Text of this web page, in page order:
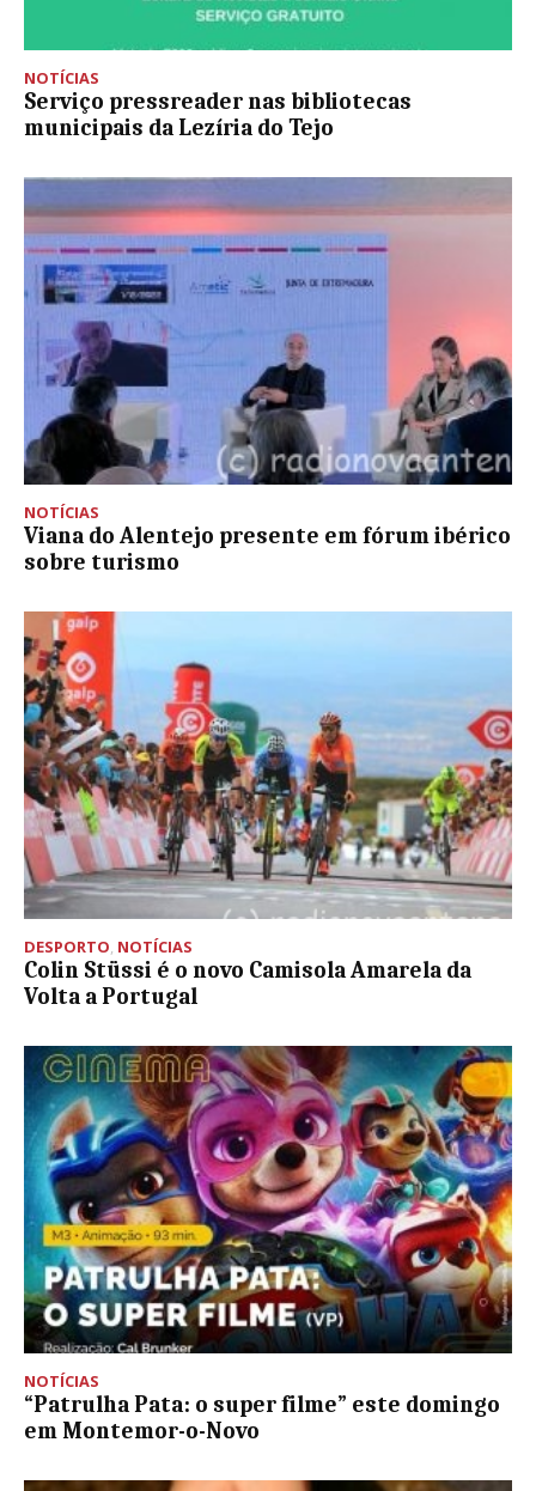
NOTÍCIAS
Serviço pressreader nas bibliotecas
municipais da Lezíria do Tejo
NOTÍCIAS
Viana do Alentejo presente em fórum ibérico
sobre turismo
DESPORTO, NOTÍCIAS
Colin Stüssi é o novo Camisola Amarela da
Volta a Portugal
NOTÍCIAS
“Patrulha Pata: o super filme” este domingo
em Montemor-o-Novo